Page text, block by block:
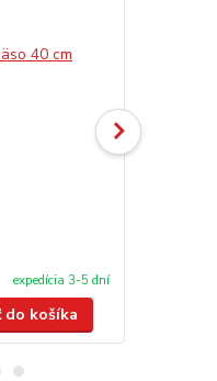
expedícia 3-5 dní
do košíka